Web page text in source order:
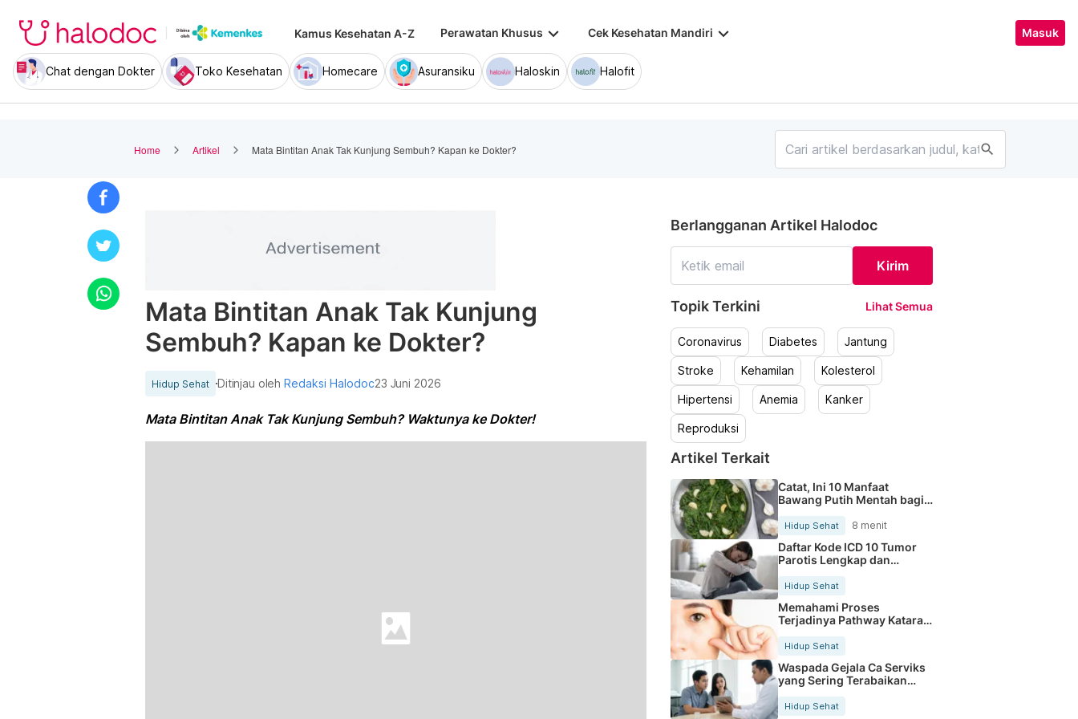
Kamus Kesehatan A-Z Perawatan Khusus keyboard_arrow_down Cek Kesehatan Mandiri keyboard_arrow_down Masuk
Chat dengan Dokter Toko Kesehatan Homecare Asuransiku Haloskin Halofit
Home Artikel Mata Bintitan Anak Tak Kunjung Sembuh? Kapan ke Dokter? search
Mata Bintitan Anak Tak Kunjung
Sembuh? Kapan ke Dokter?
Hidup Sehat Ditinjau olehRedaksi Halodoc23 Juni 2026
Mata Bintitan Anak Tak Kunjung Sembuh? Waktunya ke Dokter!
Berlangganan Artikel Halodoc
Kirim
Topik Terkini Lihat Semua
Coronavirus Diabetes Jantung
Stroke Kehamilan Kolesterol
Hipertensi Anemia Kanker
Reproduksi
Artikel Terkait
Catat, Ini 10 Manfaat
Bawang Putih Mentah bagi
Hidup Sehat 8 menit
Daftar Kode ICD 10 Tumor
Parotis Lengkap dan
Hidup Sehat
Memahami Proses
Terjadinya Pathway Katarak
Hidup Sehat
Waspada Gejala Ca Serviks
yang Sering Terabaikan
Hidup Sehat